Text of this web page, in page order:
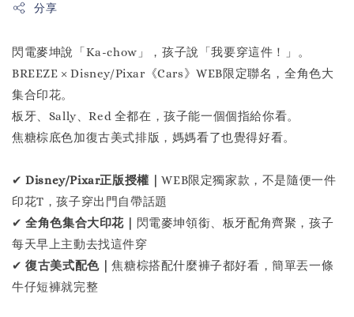
分享
閃電麥坤說「Ka-chow」，孩子說「我要穿這件！」。
BREEZE × Disney/Pixar《Cars》WEB限定聯名，全角色大
集合印花。
板牙、Sally、Red 全都在，孩子能一個個指給你看。
焦糖棕底色加復古美式排版，媽媽看了也覺得好看。
✔Disney/Pixar正版授權｜WEB限定獨家款，不是隨便一件
印花T，孩子穿出門自帶話題
✔全角色集合大印花｜ 閃電麥坤領銜、板牙配角齊聚，孩子
每天早上主動去找這件穿
✔復古美式配色｜焦糖棕搭配什麼褲子都好看，簡單丟一條
牛仔短褲就完整